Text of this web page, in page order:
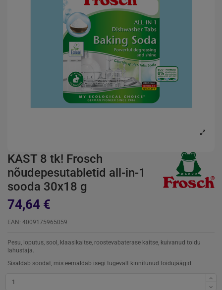
KAST 8 tk! Frosch
nõudepesutabletid all-in-1
sooda 30x18 g
74,64 €
EAN: 4009175965059
Pesu, loputus, sool, klaasikaitse, roostevabaterase kaitse, kuivanud toidu
lahustaja.
Sisaldab soodat, mis eemaldab isegi tugevalt kinnitunud toidujäägid.